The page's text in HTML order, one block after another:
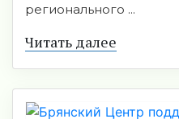
регионального ...
Читать далее